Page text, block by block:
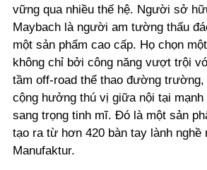
vững qua nhiều thế hệ. Người sở
Maybach là người am tường thấu
một sản phẩm cao cấp. Họ chọn
không chỉ bởi công năng vượt trội
tầm off-road thể thao đường
cộng hưởng thú vị giữa nội tại mạnh
sang trọng tinh mĩ. Đó là một sản
tạo ra từ hơn 420 bàn tay lành nghề
Manufaktur.